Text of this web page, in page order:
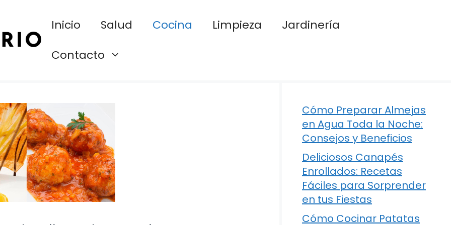
Inicio Salud Cocina Limpieza
Jardinería
Contacto
Cómo Preparar Almejas
en Agua Toda la Noche:
Consejos y Beneficios
Deliciosos Canapés
Enrollados: Recetas
Fáciles para Sorprender
en tus Fiestas
Cómo Cocinar Patatas